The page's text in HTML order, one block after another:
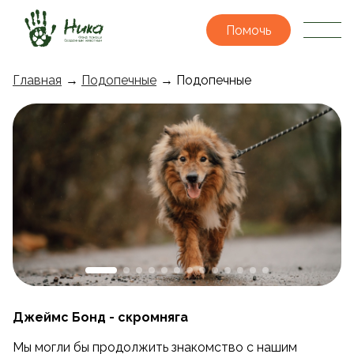
Помочь
Главная → Подопечные → Подопечные
Джеймс Бонд - скромняга
Мы могли бы продолжить знакомство с нашим